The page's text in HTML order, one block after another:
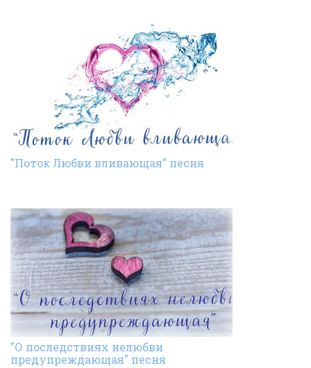
"Поток Любви вливающая" песня
"О последствиях нелюбви
предупреждающая" песня